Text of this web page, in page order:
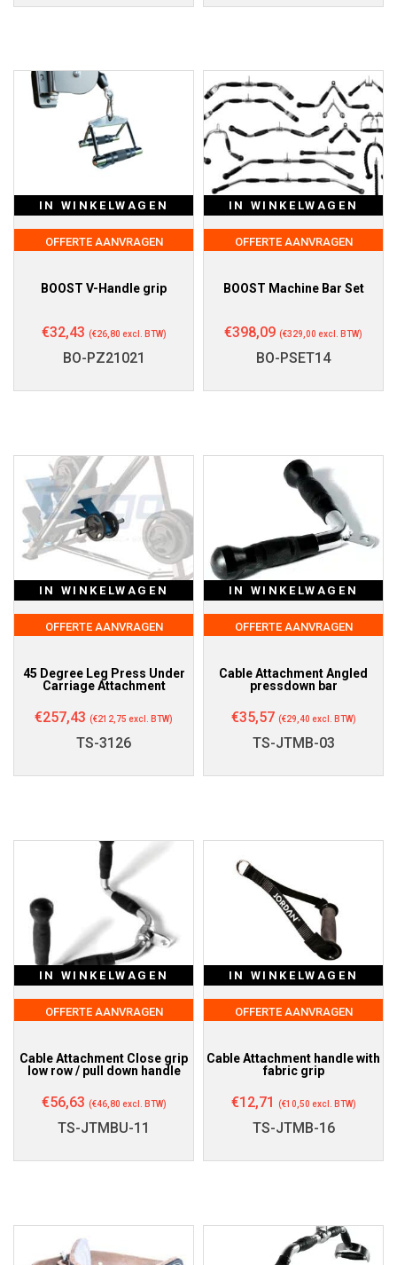
IN WINKELWAGEN
OFFERTE AANVRAGEN
BOOST V-Handle grip
€32,43 (€26,80 excl. BTW)
BO-PZ21021
IN WINKELWAGEN
OFFERTE AANVRAGEN
BOOST Machine Bar Set
€398,09 (€329,00 excl. BTW)
BO-PSET14
IN WINKELWAGEN
OFFERTE AANVRAGEN
45 Degree Leg Press Under
Carriage Attachment
€257,43 (€212,75 excl. BTW)
TS-3126
IN WINKELWAGEN
OFFERTE AANVRAGEN
Cable Attachment Angled
pressdown bar
€35,57 (€29,40 excl. BTW)
TS-JTMB-03
IN WINKELWAGEN
OFFERTE AANVRAGEN
Cable Attachment Close grip
low row / pull down handle
€56,63 (€46,80 excl. BTW)
TS-JTMBU-11
IN WINKELWAGEN
OFFERTE AANVRAGEN
Cable Attachment handle with
fabric grip
€12,71 (€10,50 excl. BTW)
TS-JTMB-16